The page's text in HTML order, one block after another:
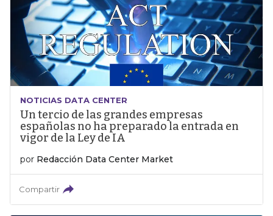
NOTICIAS DATA CENTER
Un tercio de las grandes empresas
españolas no ha preparado la entrada en
vigor de la Ley de IA
por Redacción Data Center Market
Compartir